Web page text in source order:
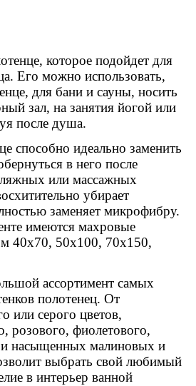
которое подойдет для
Его можно использовать,
для бани и сауны, носить
зал, на занятия йогой или
после душа.
способно идеально заменить
в него после
или массажных
убирает
заменяет микрофибру.
имеются махровые
40x70, 50х100, 70х150,
ассортимент самых
полотенец. От
или серого цветов,
розового, фиолетового,
и насыщенных малиновых и
выбрать свой любимый
в интерьер ванной